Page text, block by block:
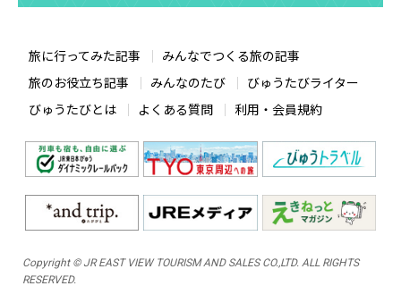
旅に行ってみた記事
みんなでつくる旅の記事
旅のお役立ち記事
みんなのたび
びゅうたびライター
びゅうたびとは
よくある質問 利用・会員規約
Copyright © JR EAST VIEW TOURISM AND SALES CO.,LTD. ALL RIGHTS
RESERVED.